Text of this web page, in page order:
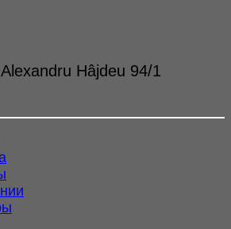
Hâjdeu 94/1